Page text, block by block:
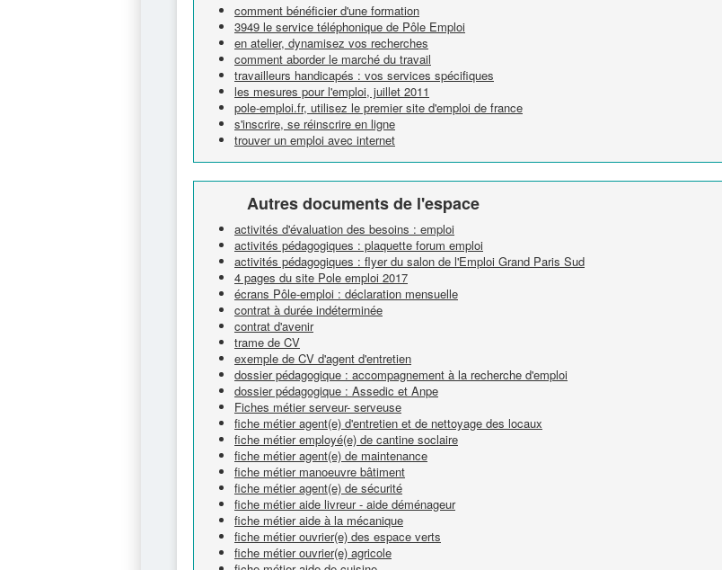
comment bénéficier d'une formation
3949 le service téléphonique de Pôle Emploi
en atelier, dynamisez vos recherches
comment aborder le marché du travail
travailleurs handicapés : vos services spécifiques
les mesures pour l'emploi, juillet 2011
pole-emploi.fr, utilisez le premier site d'emploi de france
s'inscrire, se réinscrire en ligne
trouver un emploi avec internet
Autres documents de l'espace
activités d'évaluation des besoins : emploi
activités pédagogiques : plaquette forum emploi
activités pédagogiques : flyer du salon de l'Emploi Grand Paris Sud
4 pages du site Pole emploi 2017
écrans Pôle-emploi : déclaration mensuelle
contrat à durée indéterminée
contrat d'avenir
trame de CV
exemple de CV d'agent d'entretien
dossier pédagogique : accompagnement à la recherche d'emploi
dossier pédagogique : Assedic et Anpe
Fiches métier serveur- serveuse
fiche métier agent(e) d'entretien et de nettoyage des locaux
fiche métier employé(e) de cantine soclaire
fiche métier agent(e) de maintenance
fiche métier manoeuvre bâtiment
fiche métier agent(e) de sécurité
fiche métier aide livreur - aide déménageur
fiche métier aide à la mécanique
fiche métier ouvrier(e) des espace verts
fiche métier ouvrier(e) agricole